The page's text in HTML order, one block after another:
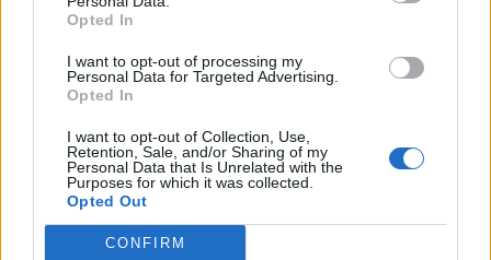
Opted In
I want to opt-out of processing my
Personal Data for Targeted Advertising.
Opted In
I want to opt-out of Collection, Use,
Retention, Sale, and/or Sharing of my
Personal Data that Is Unrelated with the
Purposes for which it was collected.
Opted Out
CONFIRM
PÉNZCENTRUM| 2021. február 21. 11:57
Ezek 2021 influenszer trendjei: nem csak a
Itt a friss előrejelzés a techpiacról.